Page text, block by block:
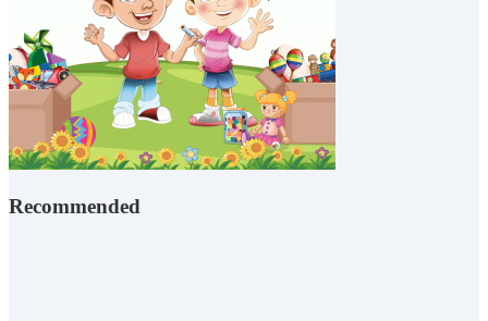
Recommended